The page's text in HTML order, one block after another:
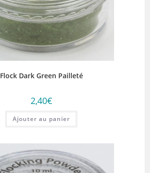
Flock Dark Green Pailleté
2,40€
Ajouter au panier